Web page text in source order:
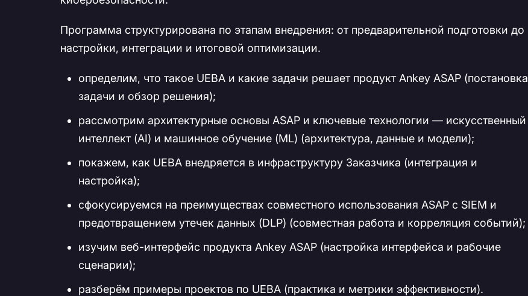
Программа структурирована по этапам внедрения: от предварительной подготовки до
настройки, интеграции и итоговой оптимизации.
определим, что такое UEBA и какие задачи решает продукт Ankey ASAP (постановка
задачи и обзор решения);
рассмотрим архитектурные основы ASAP и ключевые технологии — искусственный
интеллект (AI) и машинное обучение (ML) (архитектура, данные и модели);
покажем, как UEBA внедряется в инфраструктуру Заказчика (интеграция и
настройка);
сфокусируемся на преимуществах совместного использования ASAP с SIEM и
предотвращением утечек данных (DLP) (совместная работа и корреляция событий);
изучим веб-интерфейс продукта Ankey ASAP (настройка интерфейса и рабочие
сценарии);
разберём примеры проектов по UEBA (практика и метрики эффективности).